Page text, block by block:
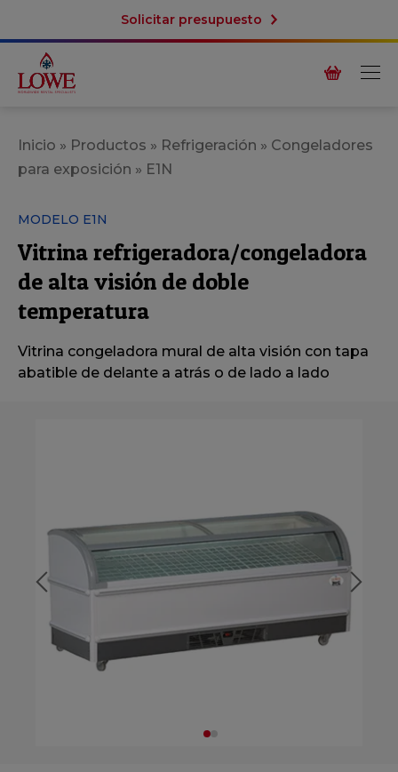
Solicitar presupuesto
Inicio » Productos » Refrigeración » Congeladores
para exposición » E1N
MODELO E1N
Vitrina refrigeradora/congeladora
de alta visión de doble
temperatura
Vitrina congeladora mural de alta visión con tapa
abatible de delante a atrás o de lado a lado